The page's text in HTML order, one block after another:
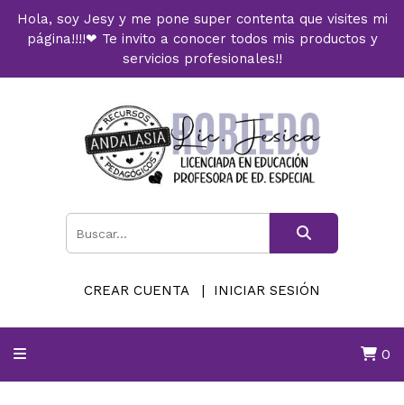
Hola, soy Jesy y me pone super contenta que visites mi
página!!!!❤ Te invito a conocer todos mis productos y
servicios profesionales!!
CREAR CUENTA INICIAR SESIÓN
0